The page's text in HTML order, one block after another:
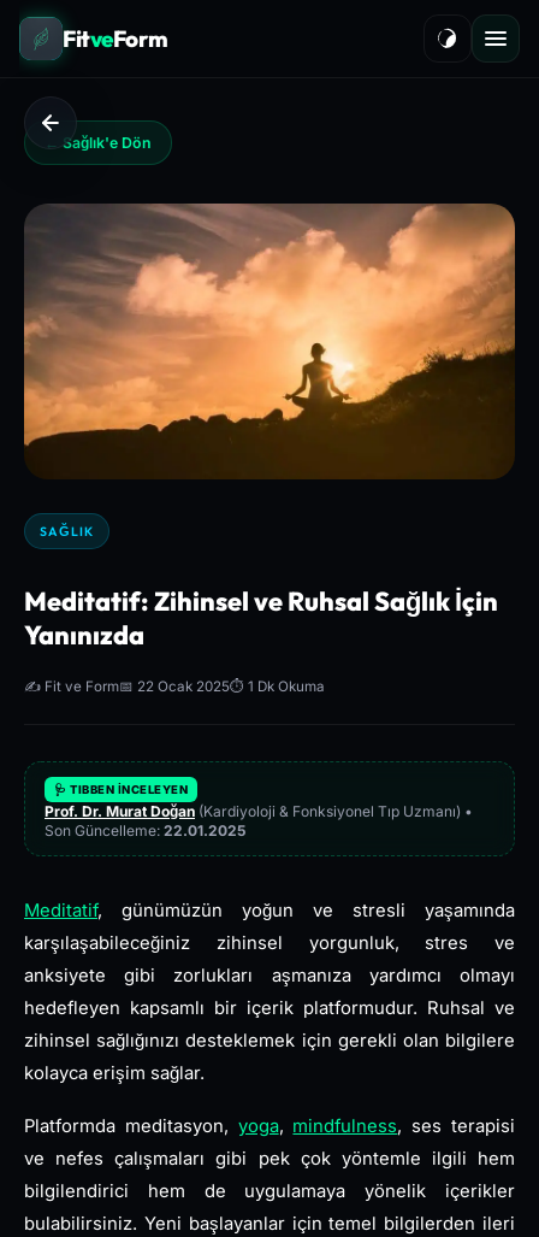
FitveForm
← Sağlık'e Dön
SAĞLIK
Meditatif: Zihinsel ve Ruhsal Sağlık İçin
Yanınızda
✍️ Fit ve Form📅 22 Ocak 2025⏱️ 1 Dk Okuma
🩺 TIBBEN İNCELEYEN
Prof. Dr. Murat Doğan (Kardiyoloji & Fonksiyonel Tıp Uzmanı) •
Son Güncelleme: 22.01.2025
Meditatif, günümüzün yoğun ve stresli yaşamında
karşılaşabileceğiniz zihinsel yorgunluk, stres ve
anksiyete gibi zorlukları aşmanıza yardımcı olmayı
hedefleyen kapsamlı bir içerik platformudur. Ruhsal ve
zihinsel sağlığınızı desteklemek için gerekli olan bilgilere
kolayca erişim sağlar.
Platformda meditasyon, yoga, mindfulness, ses terapisi
ve nefes çalışmaları gibi pek çok yöntemle ilgili hem
bilgilendirici hem de uygulamaya yönelik içerikler
bulabilirsiniz. Yeni başlayanlar için temel bilgilerden ileri